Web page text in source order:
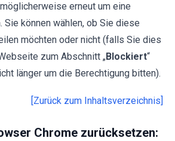
erneut um eine
Sie können wählen, ob Sie diese
möchten oder nicht (falls Sie dies
zum Abschnitt „Blockiert“
länger um die Berechtigung bitten).
[Zurück zum Inhaltsverzeichnis]
Chrome zurücksetzen: